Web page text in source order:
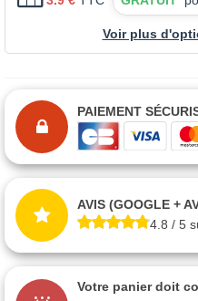
Voir plus
PAIEMENT
AVIS (GOOGLE +
4.8 / 5
Votre panier doit